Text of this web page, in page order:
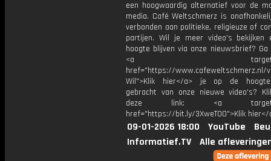
een hoogwaardig alternatief voor de
media. Café Weltschmerz is
verbonden aan politieke, religieuze of
partijen. Wil je meer video's bekijken
hoogte blijven via onze nieuwsbrief? Ga
<a
href="https://www.cafeweltschmerz.nl/
Wil">Klik hier</a> je op de
gebracht van onze nieuwe video's?
deze link: <a
href="https://bit.ly/3XweTO0">Klik hier</
09-01-2026 18:00 YouTube
Informatief.TV
Alle